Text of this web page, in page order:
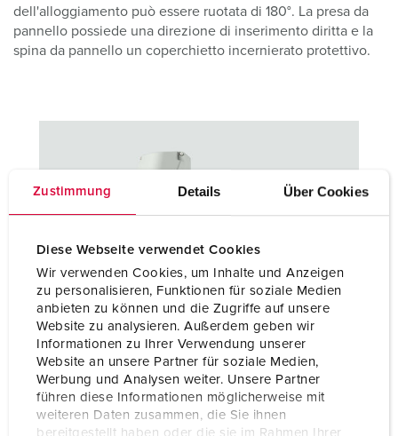
Zustimmung Details Über Cookies
Diese Webseite verwendet Cookies
Wir verwenden Cookies, um Inhalte und Anzeigen
zu personalisieren, Funktionen für soziale Medien
anbieten zu können und die Zugriffe auf unsere
Website zu analysieren. Außerdem geben wir
Informationen zu Ihrer Verwendung unserer
Website an unsere Partner für soziale Medien,
Werbung und Analysen weiter. Unsere Partner
führen diese Informationen möglicherweise mit
weiteren Daten zusammen, die Sie ihnen
bereitgestellt haben oder die sie im Rahmen Ihrer
dell'alloggiamento può essere ruotata di 180°. La presa da
pannello possiede una direzione di inserimento diritta e la
spina da pannello un coperchietto incernierato protettivo.
Prese
Offriamo diverse prese a parete e in superficie per una
distribuzione sicura e affidabile dell'energia elettrica sulle
navi. Potete trovare le soluzioni giuste nelle pagine dei
prodotti corrispondenti: